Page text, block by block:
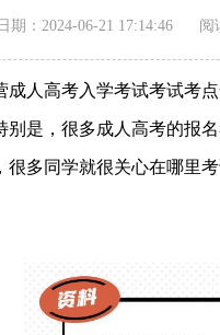
日期：2024-06-21 17:14:46 阅
成人高考入学考试考试考
别是，很多成人高考的报
很多同学就很关心在哪里